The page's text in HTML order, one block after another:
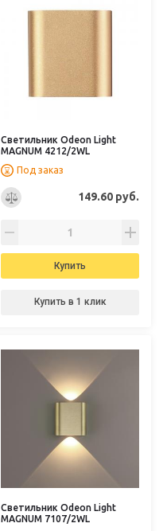
Светильник Odeon Light
MAGNUM 4212/2WL
Под заказ
149.60 руб.
Купить
Купить в 1 клик
Светильник Odeon Light
MAGNUM 7107/2WL